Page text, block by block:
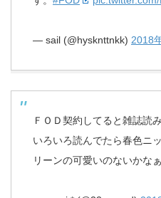
— sail (@hysknttnkk) 2018
ＦＯＤ契約してると雑誌読
いろいろ読んでたら春色ニ
リーンの可愛いのないかな